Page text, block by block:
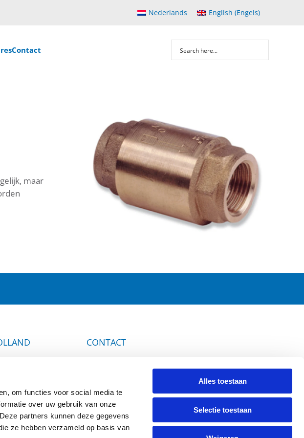
om functies voor social media te
over uw gebruik van onze
partners kunnen deze gegevens
ze hebben verzameld op basis van
Alles toestaan
Selectie toestaan
Nederlands English (Engels)
Contact
maar
CONTACT
The Netherlands
Tel.+31 78 673 47 61